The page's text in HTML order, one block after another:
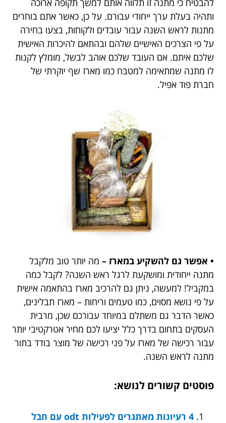
ותהיה בעלת ערך ייחודי עבורם. על כן, כאשר אתם בוחרים
מתנות לראש השנה עבור עובדים ולקוחות, בצעו בחירה
על פי הצרכים האישיים שלהם ובהתאם להיכרות האישית
שלכם איתם. אם העובד שלכם אוהב לבשל, מומלץ לקנות
לו מתנה שמתאימה למטבח כמו מארז שף יוקרתי של
חברת פוד אפיל.
• אפשר גם להשקיע במארז – מה יותר טוב מלקבל
מתנה ייחודית ומושקעת לרגל ראש השנה? לקבל כמה
במקביל! למעשה, ניתן גם להרכיב מארז בהתאמה אישית
על פי נושא מסוים, כמו טעמים וריחות – מארז תבלינים,
כאשר הדבר גם משתלם במיוחד עבורכם שכן, מרבית
העסקים בתחום בדרך כלל יציעו לכם מחיר אטרקטיבי יותר
עבור רכישה של מארז על פני רכישה של מוצר בודד בתור
מתנה לראש השנה.
פוסטים קשורים לנושא:
4 רעיונות מאתגרים לפעילות odt עם חבל